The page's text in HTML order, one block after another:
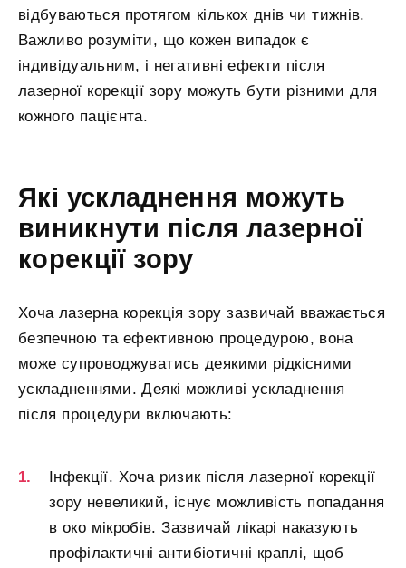
відбуваються протягом кількох днів чи тижнів.
Важливо розуміти, що кожен випадок є
індивідуальним, і негативні ефекти після
лазерної корекції зору можуть бути різними для
кожного пацієнта.
Які ускладнення можуть
виникнути після лазерної
корекції зору
Хоча лазерна корекція зору зазвичай вважається
безпечною та ефективною процедурою, вона
може супроводжуватись деякими рідкісними
ускладненнями. Деякі можливі ускладнення
після процедури включають:
Інфекції. Хоча ризик після лазерної корекції
зору невеликий, існує можливість попадання
в око мікробів. Зазвичай лікарі наказують
профілактичні антибіотичні краплі, щоб